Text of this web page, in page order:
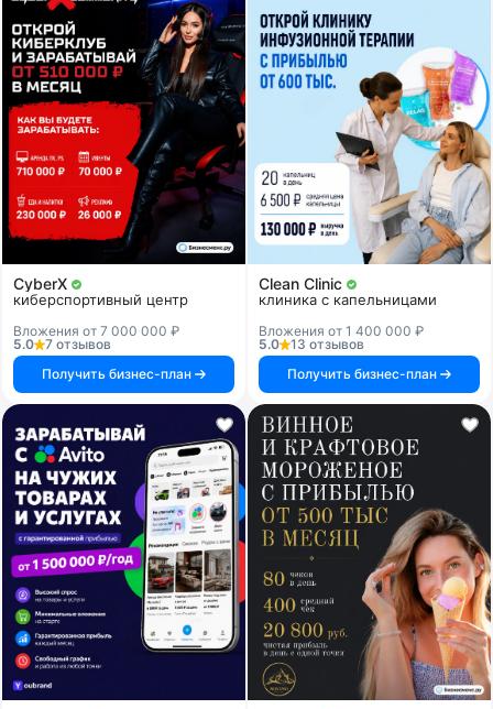
CyberX
киберспортивный центр
Вложения от 7 000 000 ₽
5.0
7 отзывов
Получить бизнес-план
Clean Clinic
клиника с капельницами
Вложения от 1 400 000 ₽
5.0
13 отзывов
Получить бизнес-план